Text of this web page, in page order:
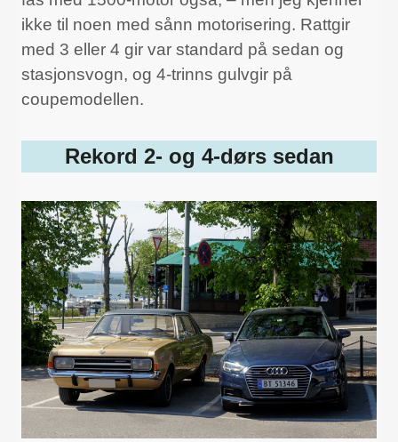
ikke til noen med sånn motorisering. Rattgir
med 3 eller 4 gir var standard på sedan og
stasjonsvogn, og 4-trinns gulvgir på
coupemodellen.
Rekord 2- og 4-dørs sedan